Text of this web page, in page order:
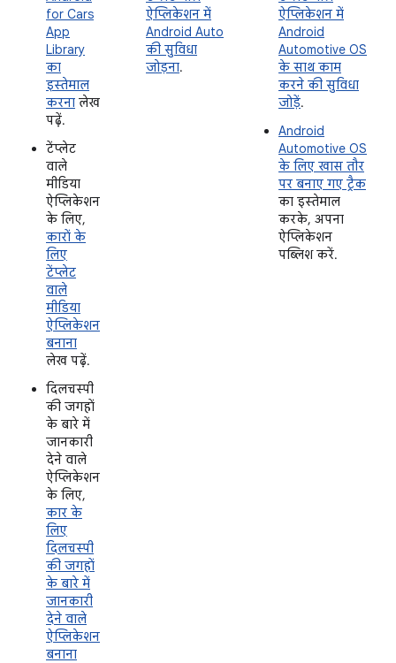
for Cars
App
Library
का
इस्तेमाल
करना लेख
पढ़ें.
टेंप्लेट
वाले
मीडिया
ऐप्लिकेशन
के लिए,
कारों के
लिए
टेंप्लेट
वाले
मीडिया
ऐप्लिकेशन
बनाना
लेख पढ़ें.
दिलचस्पी
की जगहों
के बारे में
जानकारी
देने वाले
ऐप्लिकेशन
के लिए,
कार के
लिए
दिलचस्पी
की जगहों
के बारे में
जानकारी
देने वाले
ऐप्लिकेशन
बनाना
ऐप्लिकेशन में
Android Auto
की सुविधा
जोड़ना.
ऐप्लिकेशन में
Android
Automotive OS
के साथ काम
करने की सुविधा
जोड़ें.
Android
Automotive OS
के लिए खास तौर
पर बनाए गए ट्रैक
का इस्तेमाल
करके, अपना
ऐप्लिकेशन
पब्लिश करें.